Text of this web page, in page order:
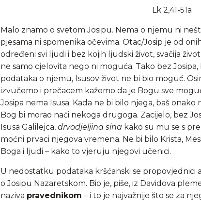
Lk 2,41-51a
Malo znamo o svetom Josipu. Nema o njemu ni
pjesama ni spomenika očevima. Otac/Josip je od
određeni svi ljudi i bez kojih ljudski život, svačija
ne samo cjelovita nego ni moguća. Tako bez
podataka o njemu, Isusov život ne bi bio moguć.
izvučemo i prečacem kažemo da je Bogu sve
Josipa nema Isusa. Kada ne bi bilo njega, baš
Bog bi morao naći nekoga drugoga. Zacijelo, bez
Isusa Galilejca, drvodjeljina sina kako su mu se s
moćni prvaci njegova vremena. Ne bi bilo Krista,
Boga i ljudi – kako to vjeruju njegovi učenici.
U nedostatku podataka kršćanski se propovjednici
o Josipu Nazaretskom. Bio je, piše, iz Davidova
naziva pravednikom – i to je najvažnije što se za